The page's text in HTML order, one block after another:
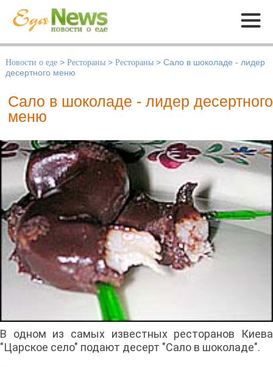
Меню
Новости о еде > Рестораны > Рестораны > Сало в шоколаде - лидер
десертного меню
Сало в шоколаде - лидер десертного
меню
В одном из самых известных ресторанов Киева
"Царское село" подают десерт "Сало в шоколаде".